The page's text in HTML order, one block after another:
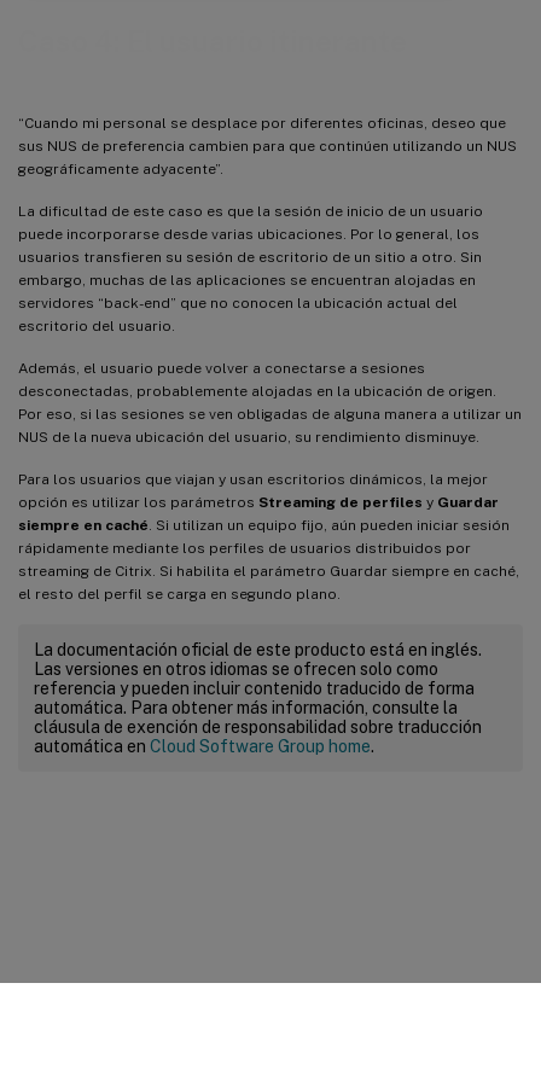
“Cuando mi personal se desplace por diferentes oficinas, deseo que
sus NUS de preferencia cambien para que continúen utilizando un NUS
geográficamente adyacente”.
La dificultad de este caso es que la sesión de inicio de un usuario
puede incorporarse desde varias ubicaciones. Por lo general, los
usuarios transfieren su sesión de escritorio de un sitio a otro. Sin
embargo, muchas de las aplicaciones se encuentran alojadas en
servidores “back-end” que no conocen la ubicación actual del
escritorio del usuario.
Además, el usuario puede volver a conectarse a sesiones
desconectadas, probablemente alojadas en la ubicación de origen.
Por eso, si las sesiones se ven obligadas de alguna manera a utilizar un
NUS de la nueva ubicación del usuario, su rendimiento disminuye.
Para los usuarios que viajan y usan escritorios dinámicos, la mejor
opción es utilizar los parámetros Streaming de perfiles y Guardar
siempre en caché . Si utilizan un equipo fijo, aún pueden iniciar sesión
rápidamente mediante los perfiles de usuarios distribuidos por
streaming de Citrix. Si habilita el parámetro Guardar siempre en caché,
el resto del perfil se carga en segundo plano.
La documentación oficial de este producto está en inglés.
Las versiones en otros idiomas se ofrecen solo como
referencia y pueden incluir contenido traducido de forma
automática. Para obtener más información, consulte la
cláusula de exención de responsabilidad sobre traducción
automática en Cloud Software Group home.